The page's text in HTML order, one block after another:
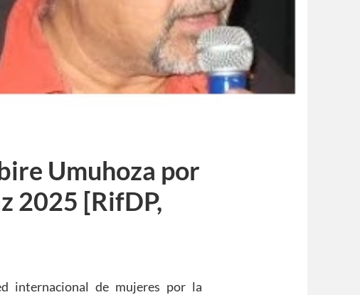
Umuhoza por
2025 [RifDP,
internacional de mujeres por la